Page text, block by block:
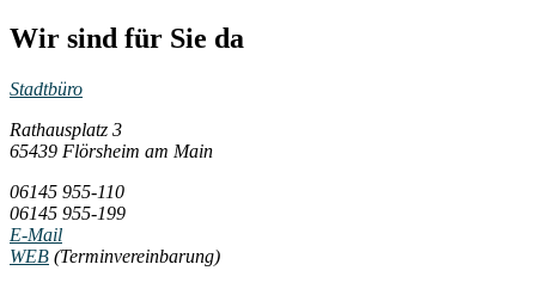
Wir sind für Sie da
Stadtbüro
Rathausplatz 3
65439 Flörsheim am Main
06145 955-110
06145 955-199
E-Mail
WEB (Terminvereinbarung)